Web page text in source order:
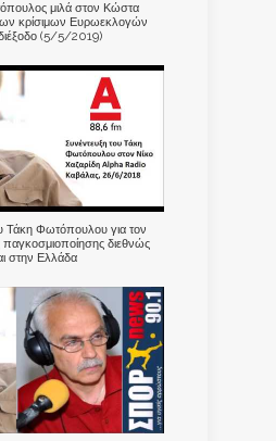
μιλά στον Κώστα
κρίσιμων Ευρωεκλογών
διέξοδο (5/5/2019)
Τάκη Φωτόπουλου για τον
διεθνώς
στην Ελλάδα